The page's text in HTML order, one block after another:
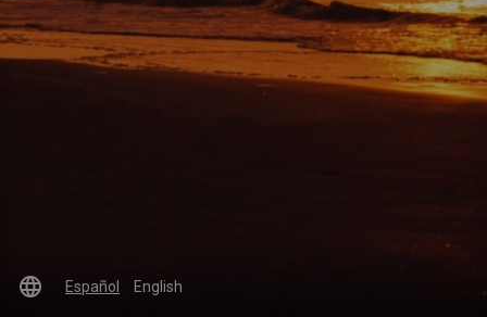
language Español English